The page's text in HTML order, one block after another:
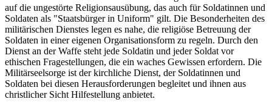
auf die ungestörte Religionsausübung, das auch für Soldatinnen und
Soldaten als "Staatsbürger in Uniform" gilt. Die Besonderheiten des
militärischen Dienstes legen es nahe, die religiöse Betreuung der
Soldaten in einer eigenen Organisationsform zu regeln. Durch den
Dienst an der Waffe steht jede Soldatin und jeder Soldat vor
ethischen Fragestellungen, die ein waches Gewissen erfordern. Die
Militärseelsorge ist der kirchliche Dienst, der Soldatinnen und
Soldaten bei diesen Herausforderungen begleitet und ihnen aus
christlicher Sicht Hilfestellung anbietet.